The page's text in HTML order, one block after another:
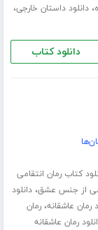
،دانلود داستان خارجی،
دانلود کتاب
کتاب رمان انتقامی
از جنس عشق،دانلود
رمان عاشقانه،رمان
رمان عاشقانه